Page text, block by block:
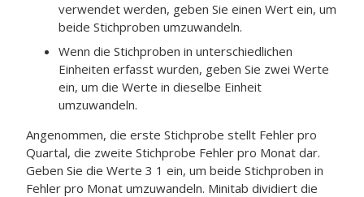
verwendet werden, geben Sie einen Wert ein, um
beide Stichproben umzuwandeln.
Wenn die Stichproben in unterschiedlichen
Einheiten erfasst wurden, geben Sie zwei Werte
ein, um die Werte in dieselbe Einheit
umzuwandeln.
Angenommen, die erste Stichprobe stellt Fehler pro
Quartal, die zweite Stichprobe Fehler pro Monat dar.
Geben Sie die Werte 3 1 ein, um beide Stichproben in
Fehler pro Monat umzuwandeln. Minitab dividiert die